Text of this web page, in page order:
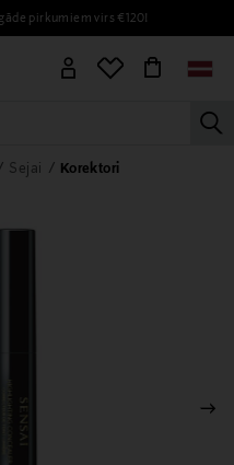
pirkumiem virs €120!
BĒRNIEM
Sejai Korektori